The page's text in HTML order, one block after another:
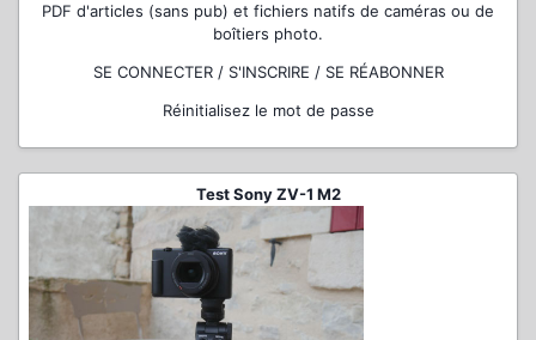
PDF d'articles (sans pub) et fichiers natifs de caméras ou de
boîtiers photo.
SE CONNECTER / S'INSCRIRE / SE RÉABONNER
Réinitialisez le mot de passe
Test Sony ZV-1 M2